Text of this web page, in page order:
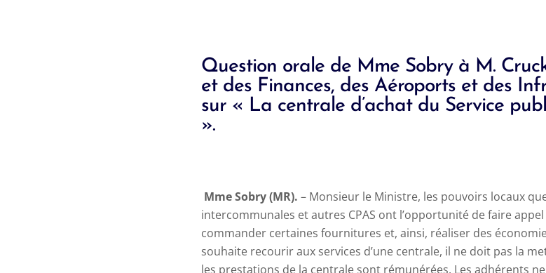
Question orale de Mme Sobryà M.
et des Finances, des Aéroports et des
sur « La centrale d’achat du Service
».
MmeSobry(MR). – Monsieur le Ministre, les pouvoirs locaux
intercommunales et autres CPAS ont l’opportunité de faire
commander certaines fournitures et, ainsi, réaliser des
souhaite recourir aux services d’une centrale, il ne doit pas la
les prestations de la centrale sont rémunérées. Les adhérents